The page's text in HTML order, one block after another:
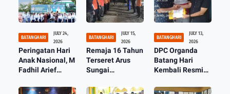
BATANGHARI
JULY 24,
2026
Peringatan Hari
Anak Nasional, M
Fadhil Arief
Kembang Anak
BATANGHARI
JULY 15,
2026
Remaja 16 Tahun
Terseret Arus
Sungai
Korban
BATANGHARI
JULY 13,
2026
DPC Organda
Batang Hari
Kembali Resmi